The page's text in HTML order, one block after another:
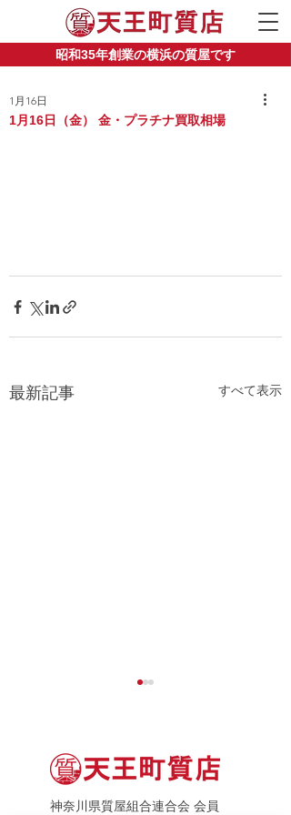
昭和35年創業の横浜の質屋です
1月16日（金） 金・プラチナ買取相場
1月16日
最新記事 すべて表示
神奈川県質屋組合連合会 会員